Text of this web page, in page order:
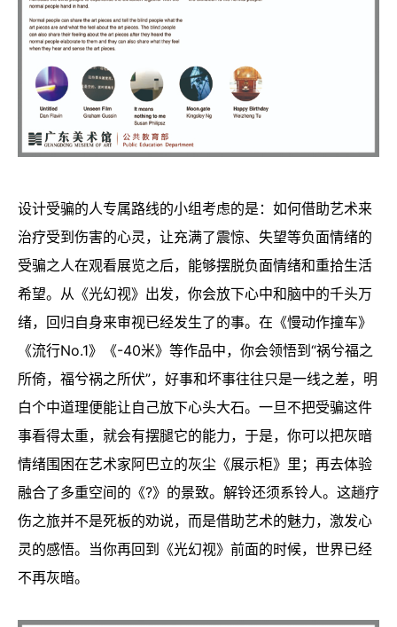
设计受骗的人专属路线的小组考虑的是：如何借助艺术来
治疗受到伤害的心灵，让充满了震惊、失望等负面情绪的
受骗之人在观看展览之后，能够摆脱负面情绪和重拾生活
希望。从《光幻视》出发，你会放下心中和脑中的千头万
绪，回归自身来审视已经发生了的事。在《慢动作撞车》
《流行No.1》《-40米》等作品中，你会领悟到“祸兮福之
所倚，福兮祸之所伏”，好事和坏事往往只是一线之差，明
白个中道理便能让自己放下心头大石。一旦不把受骗这件
事看得太重，就会有摆腿它的能力，于是，你可以把灰暗
情绪围困在艺术家阿巴立的灰尘《展示柜》里；再去体验
融合了多重空间的《?》的景致。解铃还须系铃人。这趟疗
伤之旅并不是死板的劝说，而是借助艺术的魅力，激发心
灵的感悟。当你再回到《光幻视》前面的时候，世界已经
不再灰暗。